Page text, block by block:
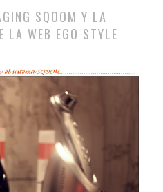
SQOOM Y LA
LA WEB EGO STYLE